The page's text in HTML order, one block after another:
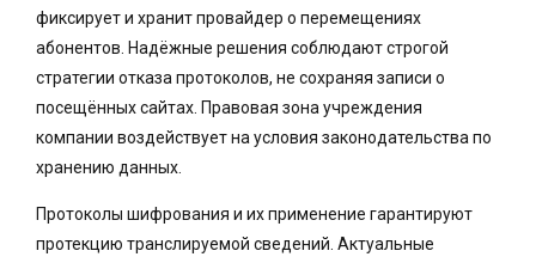
фиксирует и хранит провайдер о перемещениях
абонентов. Надёжные решения соблюдают строгой
стратегии отказа протоколов, не сохраняя записи о
посещённых сайтах. Правовая зона учреждения
компании воздействует на условия законодательства по
хранению данных.
Протоколы шифрования и их применение гарантируют
протекцию транслируемой сведений. Актуальные